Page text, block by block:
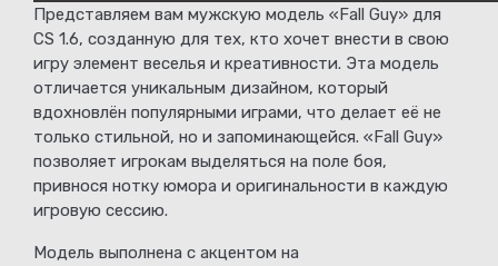
Представляем вам мужскую модель «Fall Guy» для
CS 1.6, созданную для тех, кто хочет внести в свою
игру элемент веселья и креативности. Эта модель
отличается уникальным дизайном, который
вдохновлён популярными играми, что делает её не
только стильной, но и запоминающейся. «Fall Guy»
позволяет игрокам выделяться на поле боя,
привнося нотку юмора и оригинальности в каждую
игровую сессию.
Модель выполнена с акцентом на